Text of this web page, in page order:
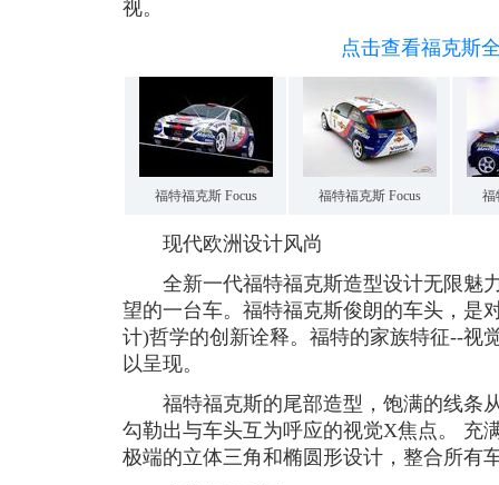
视。
点击查看福克斯
福特福克斯 Focus 福特福克斯 Focus 福
现代欧洲设计风尚
全新一代福特福克斯造型设计无限魅
望的一台车。福特福克斯俊朗的车头，是
计)哲学的创新诠释。福特的家族特征--视
以呈现。
福特福克斯的尾部造型，饱满的线条
勾勒出与车头互为呼应的视觉X焦点。 充
极端的立体三角和椭圆形设计，整合所有